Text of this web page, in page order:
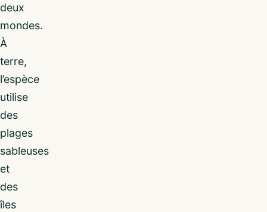
deux
mondes.
À
terre,
l’espèce
utilise
des
plages
sableuses
et
des
îles